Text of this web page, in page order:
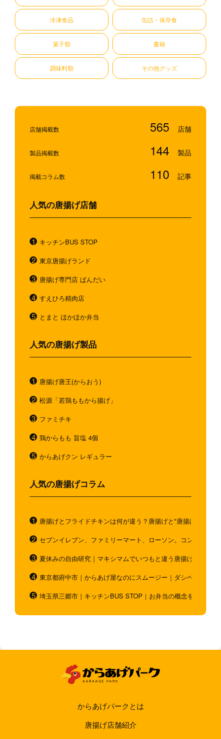
冷凍食品 缶詰・保存食
菓子類 書籍
調味料類 その他グッズ
店舗掲載数 565
製品掲載数 144
掲載コラム数 110
人気の唐揚げ店舗
キッチンBUS STOP
東京唐揚げランド
唐揚げ専門店 ばんだい
すえひろ精肉店
とまと ほかほか弁当
人気の唐揚げ製品
唐揚げ唐王(からおう)
松源「若鶏ももから揚げ」
ファミチキ
鶏からもも 旨塩 4個
からあげクン レギュラー
人気の唐揚げコラム
唐揚げとフライドチキンは何が違う？唐揚げと"唐揚げと似て
セブンイレブン、ファミリーマート、ローソン。コンビニの
夏休みの自由研究｜マキシマムでいつもと違う唐揚げを作ろう
東京都府中市｜からあげ屋なのにスムージー｜ダシベース唐
埼玉県三郷市｜キッチンBUS STOP｜お弁当の概念を超越！
からあげパークとは
唐揚げ店舗紹介